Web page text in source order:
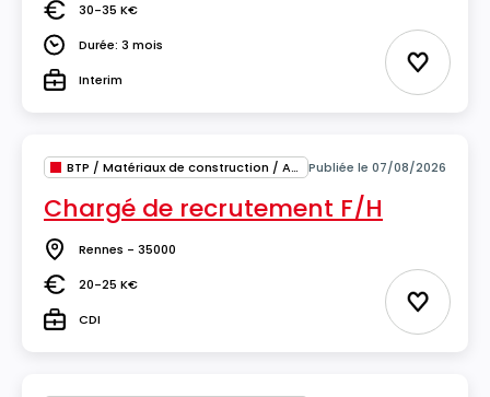
Salaire30-35 K€
DuréeDurée: 3 mois
TypeInterim Ajouter
BTP / Matériaux de construction / Architecture Publiée le 07/08/2026
Chargé de recrutement F/H
Lieu Rennes - 35000
Salaire20-25 K€
TypeCDI Ajouter